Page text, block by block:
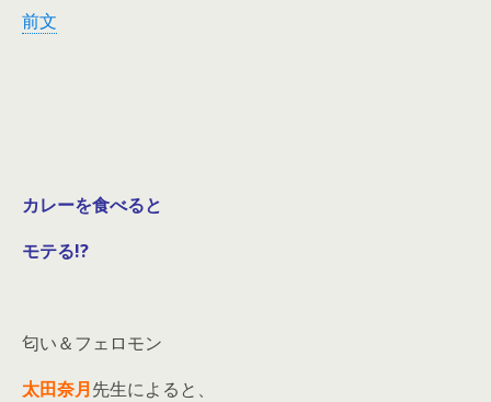
前文
カレーを食べると
モテる!?
匂い＆フェロモン
太田奈月先生によると、